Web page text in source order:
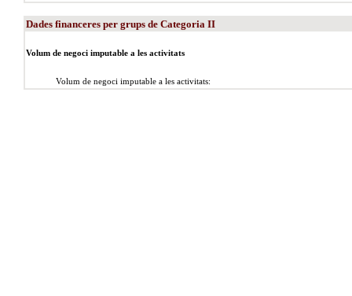
Dades financeres per grups de Categoria II
Volum de negoci imputable a les activitats
Volum de negoci imputable a les activitats: